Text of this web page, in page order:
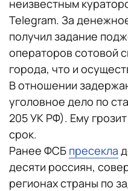
неизвестным
Telegram. За
получил задание
операторов сотовой
города, что и
В отношении
уголовное дело по
205 УК РФ). Ему
срок.
Ранее ФСБ пресекла
десяти россиян,
регионах страны по